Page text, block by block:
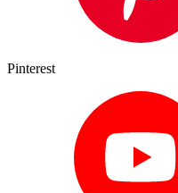
Pinterest